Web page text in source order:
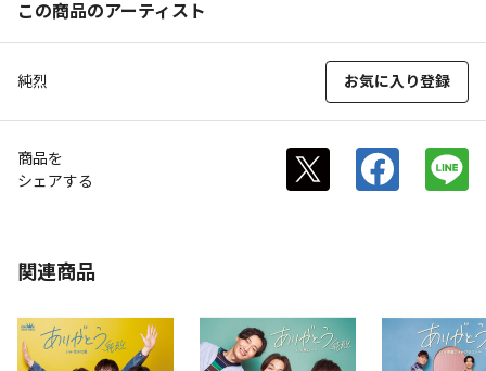
この商品のアーティスト
純烈 お気に入り登録
商品を
シェアする
関連商品